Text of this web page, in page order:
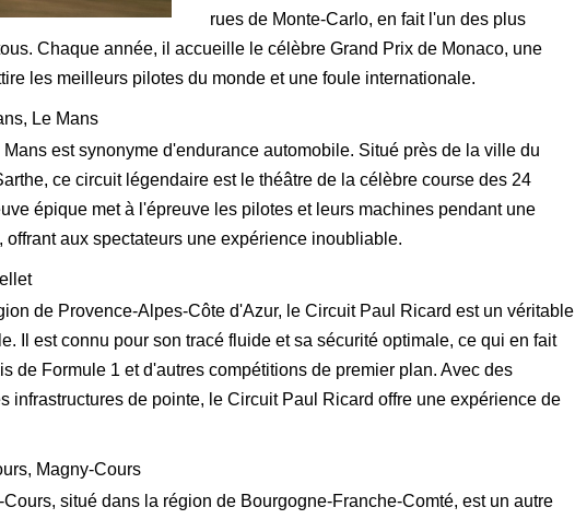
rues de Monte-Carlo, en fait l'un des plus
Chaque année, il accueille le célèbre Grand Prix de Monaco, une
les meilleurs pilotes du monde et une foule internationale.
Le Mans
est synonyme d'endurance automobile. Situé près de la ville du
ce circuit légendaire est le théâtre de la célèbre course des 24
épique met à l'épreuve les pilotes et leurs machines pendant une
offrant aux spectateurs une expérience inoubliable.
de Provence-Alpes-Côte d'Azur, le Circuit Paul Ricard est un véritable
Il est connu pour son tracé fluide et sa sécurité optimale, ce qui en fait
de Formule 1 et d'autres compétitions de premier plan. Avec des
infrastructures de pointe, le Circuit Paul Ricard offre une expérience de
Magny-Cours
situé dans la région de Bourgogne-Franche-Comté, est un autre